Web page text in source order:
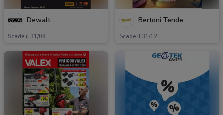
Dewalt
Scade il 31/08
Bertoni Tende
Scade il 31/12